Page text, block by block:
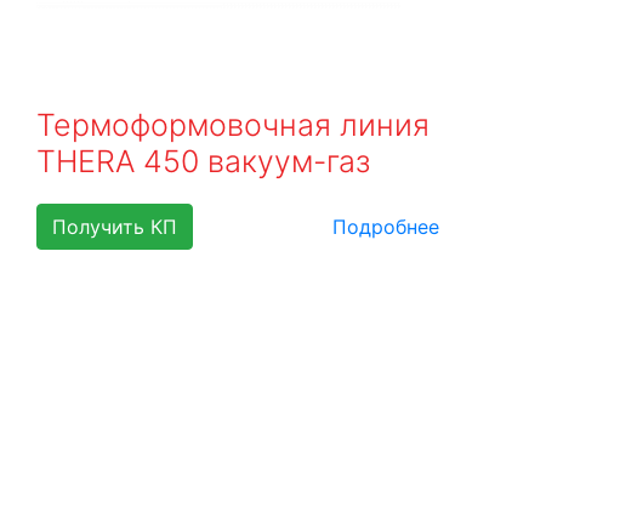
Термоформовочная линия
THERA 450 вакуум-газ
Получить КП Подробнее